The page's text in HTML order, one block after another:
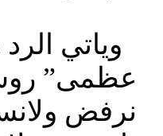
وياتي
عظمى”
نرفض